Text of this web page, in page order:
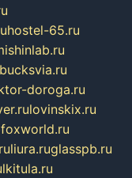
hostel-65.ru
doroga.ru
lovinskix.ru
liura.ruglasspb.ru